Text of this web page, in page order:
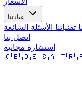
تقنياتنا الأسئلة الشائعة
اتصل بنا
استشارة مجانية
🇬🇧 🇩🇪 🇸🇦 🇹🇷